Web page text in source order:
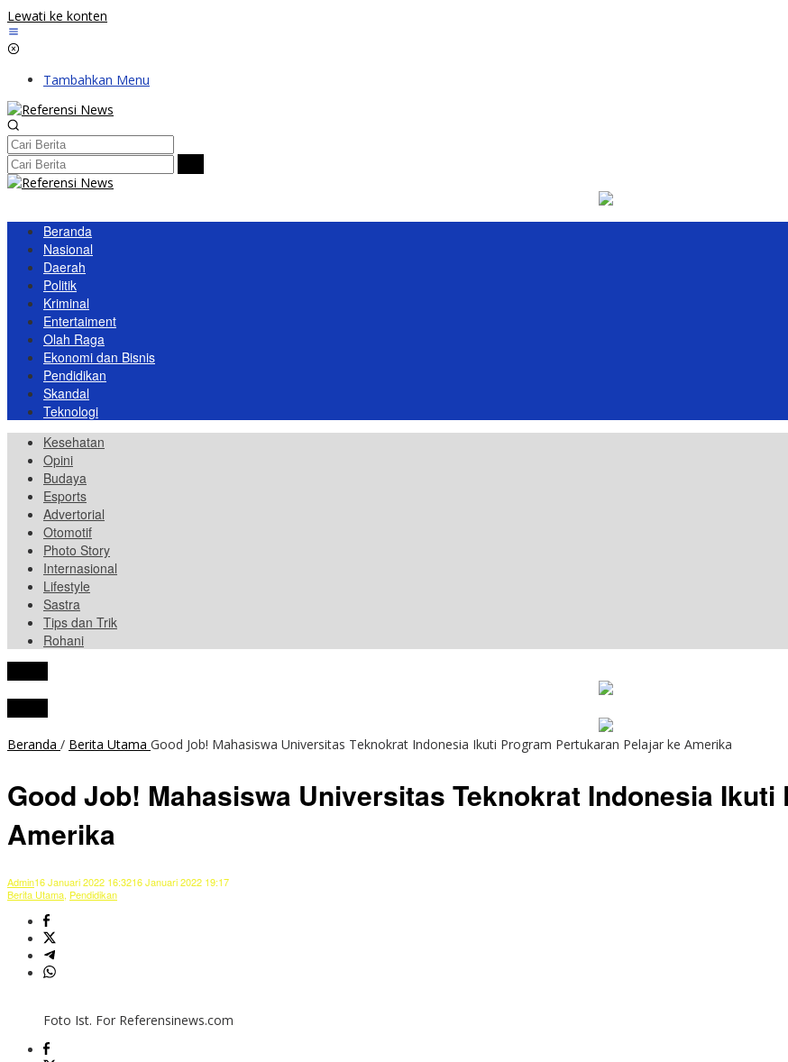
Lewati ke konten
Tambahkan Menu
Beranda
Nasional
Daerah
Politik
Kriminal
Entertaiment
Olah Raga
Ekonomi dan Bisnis
Pendidikan
Skandal
Teknologi
Kesehatan
Opini
Budaya
Esports
Advertorial
Otomotif
Photo Story
Internasional
Lifestyle
Sastra
Tips dan Trik
Rohani
Beranda / Berita Utama Good Job! Mahasiswa Universitas Teknokrat Indonesia Ikuti Program Pertukaran Pelajar ke Amerika
Good Job! Mahasiswa Universitas Teknokrat Indonesia
Amerika
Admin16 Januari 2022 16:3216 Januari 2022 19:17
Berita Utama, Pendidikan
Foto Ist. For Referensinews.com